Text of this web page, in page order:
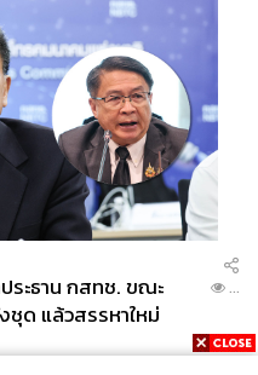
ระธาน กสทช. ขณะ
ด แล้วสรรหาใหม่
...